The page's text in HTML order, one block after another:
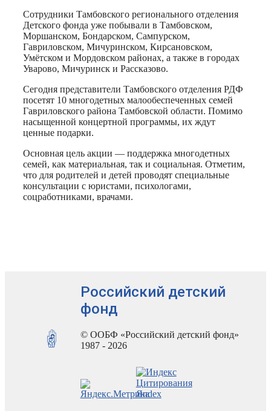
Сотрудники Тамбовского регионального отделения
Детского фонда уже побывали в Тамбовском,
Моршанском, Бондарском, Сампурском,
Гавриловском, Мичуринском, Кирсановском,
Умётском и Мордовском районах, а также в городах
Уварово, Мичуринск и Рассказово.
Сегодня представители Тамбовского отделения РДФ
посетят 10 многодетных малообеспеченных семей
Гавриловского района Тамбовской области. Помимо
насыщенной концертной программы, их ждут
ценные подарки.
Основная цель акции — поддержка многодетных
семей, как материальная, так и социальная. Отметим,
что для родителей и детей проводят специальные
консультации с юристами, психологами,
соцработниками, врачами.
Российский детский
фонд
© ООБФ «Российский детский фонд»
1987 - 2026